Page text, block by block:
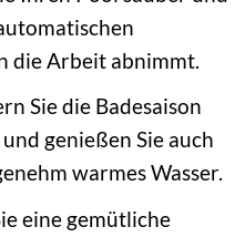
die Arbeit abnimmt.
Sie die Badesaison
genießen Sie auch
warmes Wasser.
eine gemütliche